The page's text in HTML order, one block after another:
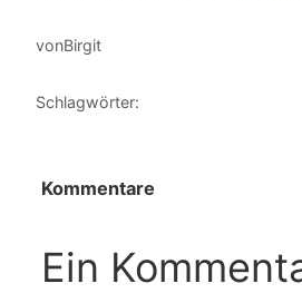
vonBirgit
Schlagwörter:
Kommentare
Ein